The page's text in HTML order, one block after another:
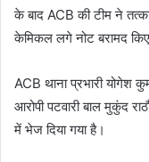
के बाद ACB की टीम ने
केमिकल लगे नोट बरामद
ACB थाना प्रभारी योगेश
आरोपी पटवारी बाल मुकुंद
में भेज दिया गया है।